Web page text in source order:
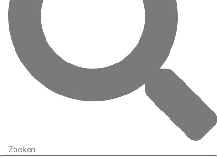
Zoeken